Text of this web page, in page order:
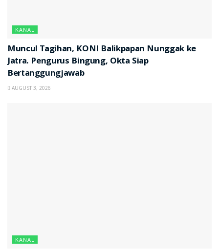
KANAL
Muncul Tagihan, KONI Balikpapan Nunggak ke
Jatra. Pengurus Bingung, Okta Siap
Bertanggungjawab
AUGUST 3, 2026
KANAL